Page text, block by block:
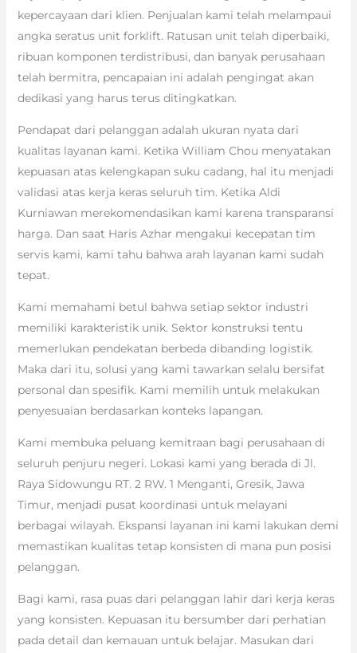
kepercayaan dari klien. Penjualan kami telah melampaui
angka seratus unit forklift. Ratusan unit telah diperbaiki,
ribuan komponen terdistribusi, dan banyak perusahaan
telah bermitra, pencapaian ini adalah pengingat akan
dedikasi yang harus terus ditingkatkan.
Pendapat dari pelanggan adalah ukuran nyata dari
kualitas layanan kami. Ketika William Chou menyatakan
kepuasan atas kelengkapan suku cadang, hal itu menjadi
validasi atas kerja keras seluruh tim. Ketika Aldi
Kurniawan merekomendasikan kami karena transparansi
harga. Dan saat Haris Azhar mengakui kecepatan tim
servis kami, kami tahu bahwa arah layanan kami sudah
tepat.
Kami memahami betul bahwa setiap sektor industri
memiliki karakteristik unik. Sektor konstruksi tentu
memerlukan pendekatan berbeda dibanding logistik.
Maka dari itu, solusi yang kami tawarkan selalu bersifat
personal dan spesifik. Kami memilih untuk melakukan
penyesuaian berdasarkan konteks lapangan.
Kami membuka peluang kemitraan bagi perusahaan di
seluruh penjuru negeri. Lokasi kami yang berada di Jl.
Raya Sidowungu RT. 2 RW. 1 Menganti, Gresik, Jawa
Timur, menjadi pusat koordinasi untuk melayani
berbagai wilayah. Ekspansi layanan ini kami lakukan demi
memastikan kualitas tetap konsisten di mana pun posisi
pelanggan.
Bagi kami, rasa puas dari pelanggan lahir dari kerja keras
yang konsisten. Kepuasan itu bersumber dari perhatian
pada detail dan kemauan untuk belajar. Masukan dari